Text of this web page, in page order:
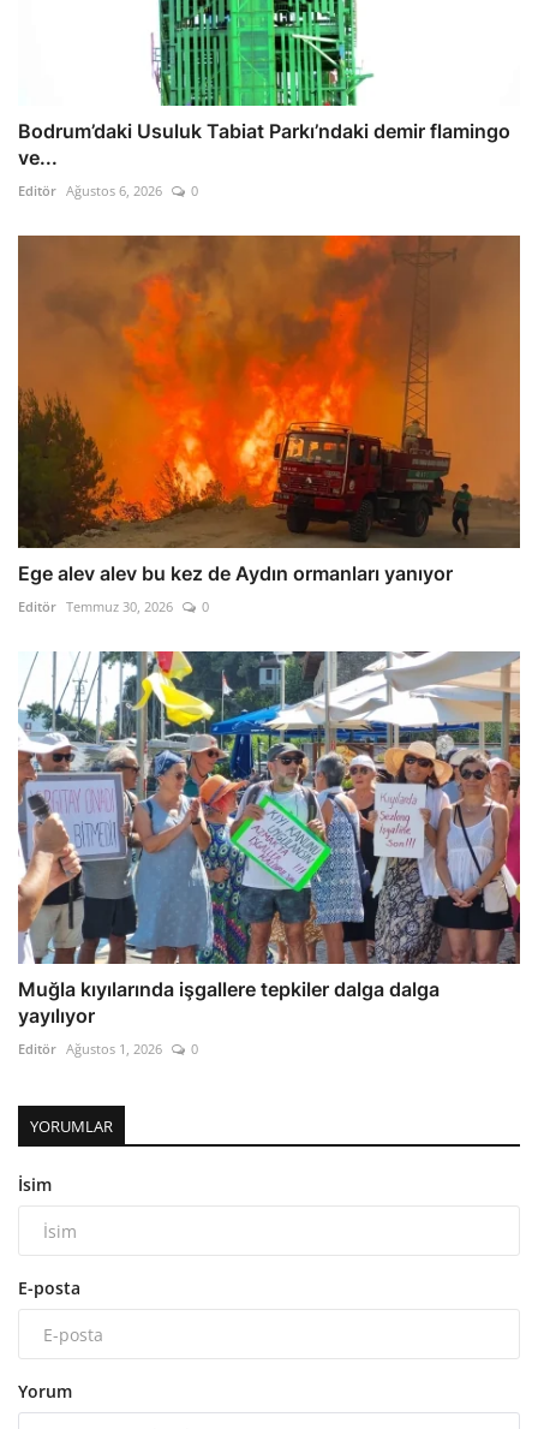
Bodrum’daki Usuluk Tabiat Parkı’ndaki demir flamingo
ve...
Editör Ağustos 6, 2026 0
Ege alev alev bu kez de Aydın ormanları yanıyor
Editör Temmuz 30, 2026 0
Muğla kıyılarında işgallere tepkiler dalga dalga
yayılıyor
Editör Ağustos 1, 2026 0
YORUMLAR
İsim
E-posta
Yorum